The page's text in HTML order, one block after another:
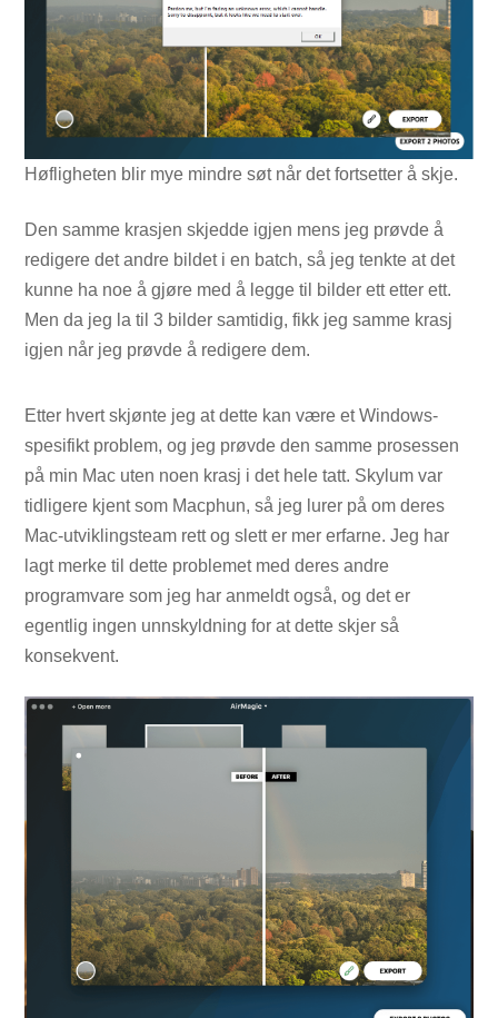
Høfligheten blir mye mindre søt når det fortsetter å skje.
Den samme krasjen skjedde igjen mens jeg prøvde å
redigere det andre bildet i en batch, så jeg tenkte at det
kunne ha noe å gjøre med å legge til bilder ett etter ett.
Men da jeg la til 3 bilder samtidig, fikk jeg samme krasj
igjen når jeg prøvde å redigere dem.
Etter hvert skjønte jeg at dette kan være et Windows-
spesifikt problem, og jeg prøvde den samme prosessen
på min Mac uten noen krasj i det hele tatt. Skylum var
tidligere kjent som Macphun, så jeg lurer på om deres
Mac-utviklingsteam rett og slett er mer erfarne. Jeg har
lagt merke til dette problemet med deres andre
programvare som jeg har anmeldt også, og det er
egentlig ingen unnskyldning for at dette skjer så
konsekvent.